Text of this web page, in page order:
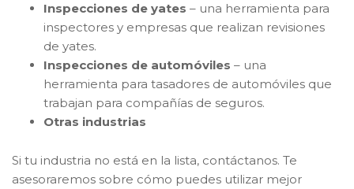
Inspecciones de yates – una herramienta para
inspectores y empresas que realizan revisiones
de yates.
Inspecciones de automóviles – una
herramienta para tasadores de automóviles que
trabajan para compañías de seguros.
Otras industrias
Si tu industria no está en la lista, contáctanos. Te
asesoraremos sobre cómo puedes utilizar mejor